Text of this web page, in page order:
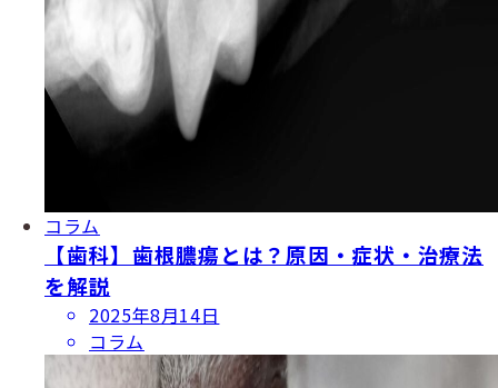
コラム
【歯科】歯根膿瘍とは？原因・症状・治療法
を解説
投
稿
日
2025年8月14日
コラム